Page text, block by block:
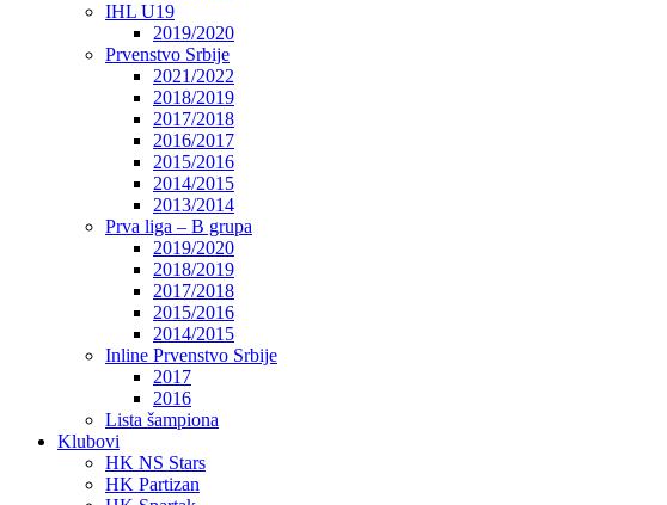
IHL U19
2019/2020
Prvenstvo Srbije
2021/2022
2018/2019
2017/2018
2016/2017
2015/2016
2014/2015
2013/2014
Prva liga – B grupa
2019/2020
2018/2019
2017/2018
2015/2016
2014/2015
Inline Prvenstvo Srbije
2017
2016
Lista šampiona
Klubovi
HK NS Stars
HK Partizan